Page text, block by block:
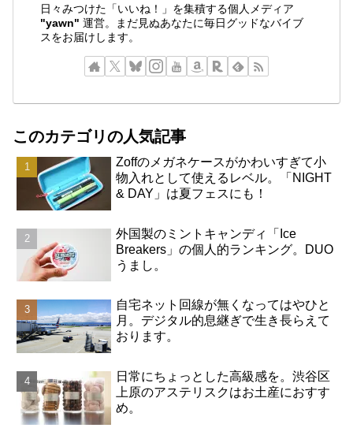
日々みつけた「いいね！」を集積する個人メディア
"yawn" 運営。まだ見ぬあなたに毎日グッドなバイブ
スをお届けします。
このカテゴリの人気記事
Zoffのメガネケースがかわいすぎて小
物入れとして使えるレベル。「NIGHT
& DAY」は夏フェスにも！
外国製のミントキャンディ「Ice
Breakers」の個人的ランキング。DUO
うまし。
自宅ネット回線が無くなってはやひと
月。デジタル的息継ぎで生き長らえて
おります。
日常にちょっとした高級感を。渋谷区
上原のアステリスクはお土産におすす
め。